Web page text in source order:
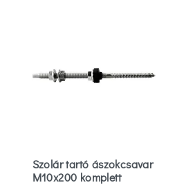
Szolár tartó ászokcsavar
M10x200 komplett